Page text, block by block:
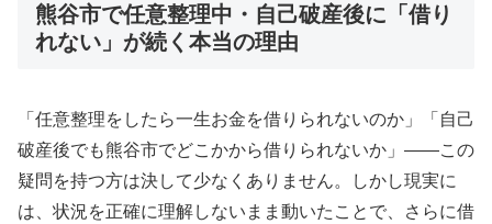
熊谷市で任意整理中・自己破産後に「借り
れない」が続く本当の理由
「任意整理をしたら一生お金を借りられないのか」「自己
破産後でも熊谷市でどこかから借りられないか」——この
疑問を持つ方は決して少なくありません。しかし現実に
は、状況を正確に理解しないまま動いたことで、さらに借